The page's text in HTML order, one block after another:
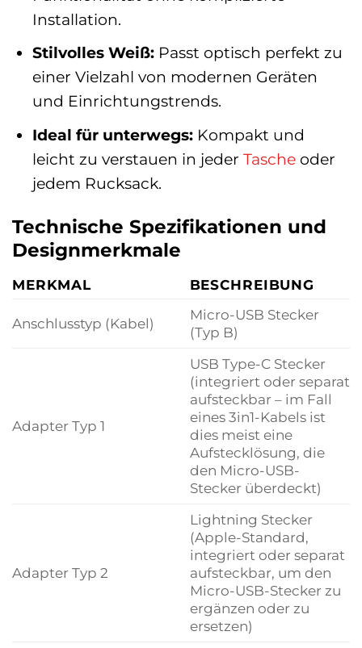
Installation.
Stilvolles Weiß:Passt optisch perfekt zu
einer Vielzahl von modernen Geräten
und Einrichtungstrends.
Ideal für unterwegs:Kompakt und
leicht zu verstauen in jeder Tascheoder
jedem Rucksack.
Technische Spezifikationen und
Designmerkmale
MERKMAL BESCHREIBUNG
Anschlusstyp (Kabel)
Micro-USB Stecker
(Typ B)
Adapter Typ 1
USB Type-C Stecker
(integriert oder separat
aufsteckbar – im Fall
eines 3in1-Kabels ist
dies meist eine
Aufstecklösung, die
den Micro-USB-
Stecker überdeckt)
Adapter Typ 2
Lightning Stecker
(Apple-Standard,
integriert oder separat
aufsteckbar, um den
Micro-USB-Stecker zu
ergänzen oder zu
ersetzen)